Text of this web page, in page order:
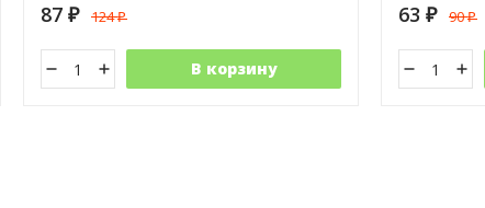
87 ₽ 124₽
В корзину
63 ₽ 90₽